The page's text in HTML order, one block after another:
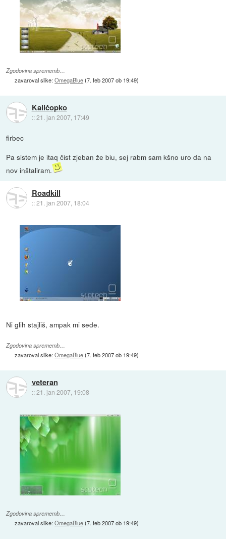
Zgodovina sprememb…
zavaroval slike:OmegaBlue(7. feb 2007 ob 19:49)
Kaličopko
::21. jan 2007, 17:49
firbec
Pa sistem je itaq čist zjeban že biu, sej rabm sam kšno uro da na
nov inštaliram.
Roadkill
::21. jan 2007, 18:04
Ni glih stajliš, ampak mi sede.
Zgodovina sprememb…
zavaroval slike:OmegaBlue(7. feb 2007 ob 19:49)
veteran
::21. jan 2007, 19:08
Zgodovina sprememb…
zavaroval slike:OmegaBlue(7. feb 2007 ob 19:49)